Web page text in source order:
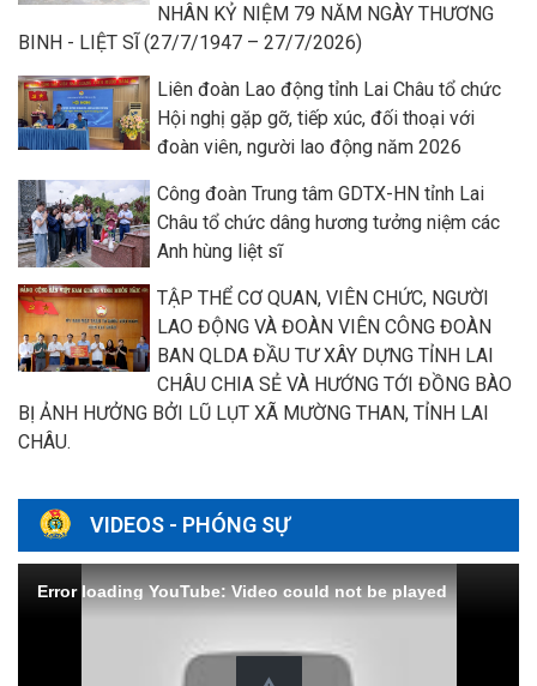
NHÂN KỶ NIỆM 79 NĂM NGÀY THƯƠNG
BINH - LIỆT SĨ (27/7/1947 – 27/7/2026)
Liên đoàn Lao động tỉnh Lai Châu tổ chức
Hội nghị gặp gỡ, tiếp xúc, đối thoại với
đoàn viên, người lao động năm 2026
Công đoàn Trung tâm GDTX-HN tỉnh Lai
Châu tổ chức dâng hương tưởng niệm các
Anh hùng liệt sĩ
TẬP THỂ CƠ QUAN, VIÊN CHỨC, NGƯỜI
LAO ĐỘNG VÀ ĐOÀN VIÊN CÔNG ĐOÀN
BAN QLDA ĐẦU TƯ XÂY DỰNG TỈNH LAI
CHÂU CHIA SẺ VÀ HƯỚNG TỚI ĐỒNG BÀO
BỊ ẢNH HƯỞNG BỞI LŨ LỤT XÃ MƯỜNG THAN, TỈNH LAI
CHÂU.
VIDEOS - PHÓNG SỰ
Error loading YouTube: Video could not be played